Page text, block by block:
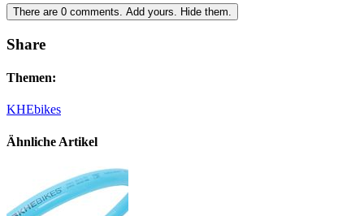
There are 0 comments. Add yours. Hide them.
Share
Themen:
KHEbikes
Ähnliche Artikel